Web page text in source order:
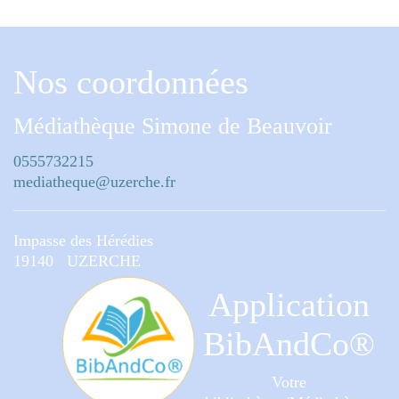
Nos coordonnées
Médiathèque Simone de Beauvoir
0555732215
mediatheque@uzerche.fr
Impasse des Hérédies
19140 UZERCHE
Application
BibAndCo®
Votre